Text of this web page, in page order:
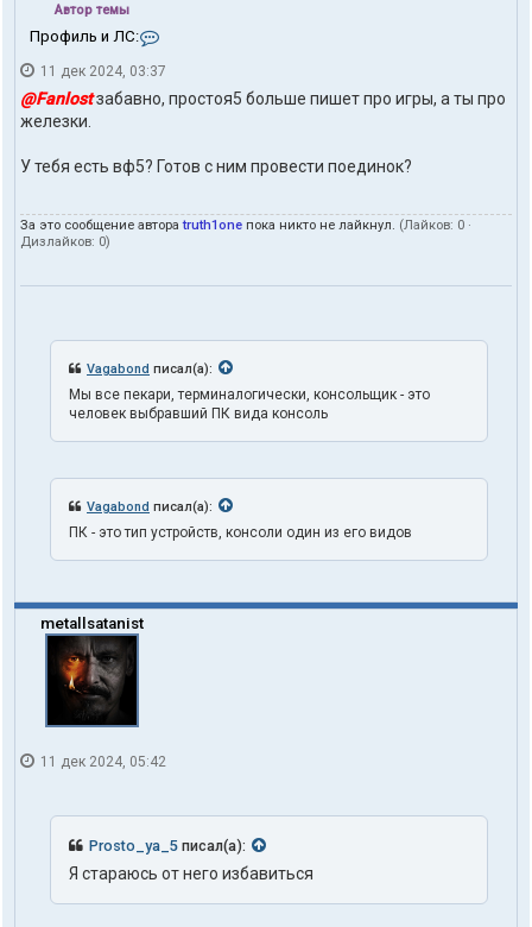
Автор темы
Профиль и ЛС:
н
т
а
ы
л
о
т
л
я
t
1
o
11 дек 2024, 03:37
@Fanlostзабавно, простоя5 больше пишет про игры, а ты про
железки.
У тебя есть вф5? Готов с ним провести поединок?
За это сообщение автораtruth1one пока никто не лайкнул. (Лайков: 0 ·
Дизлайков: 0)
Vagabond писал(а):
Мы все пекари, терминалогически, консольщик - это
человек выбравший ПК вида консоль
Vagabond писал(а):
ПК - это тип устройств, консоли один из его видов
metallsatanist
11 дек 2024, 05:42
Prosto_ya_5 писал(а):
Я стараюсь от него избавиться